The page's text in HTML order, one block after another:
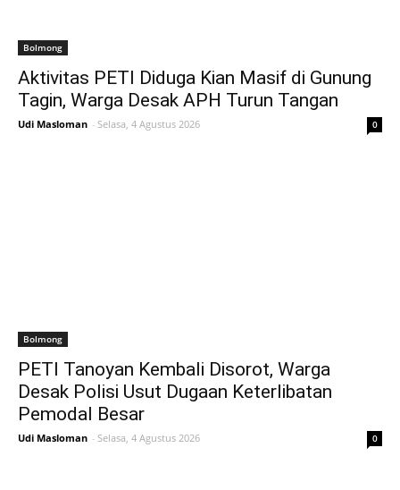
Bolmong
Aktivitas PETI Diduga Kian Masif di Gunung
Tagin, Warga Desak APH Turun Tangan
Udi Masloman - Selasa, 4 Agustus 2026 0
Bolmong
PETI Tanoyan Kembali Disorot, Warga
Desak Polisi Usut Dugaan Keterlibatan
Pemodal Besar
Udi Masloman - Selasa, 4 Agustus 2026 0